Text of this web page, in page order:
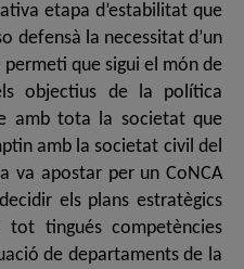
etapa d’estabilitat que
defensà la necessitat d’un
que sigui el món de
objectius de la política
amb tota la societat que
amb la societat civil del
va apostar per un CoNCA
els plans estratègics
tingués competències
de departaments de la